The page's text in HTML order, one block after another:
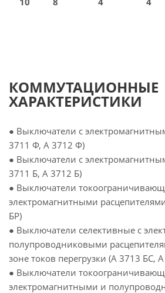
КОММУТАЦИОННЫЕ
ХАРАКТЕРИСТИКИ
● Выключатели с
3711 Ф, А 3712 Ф)
● Выключатели с
3711 Б, А 3712 Б)
● Выключатели
электромагнитными
БР)
● Выключатели селективные с
полупроводниковыми
зоне токов перегрузки (А 3713 БС,
● Выключатели
электромагнитными и